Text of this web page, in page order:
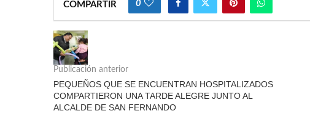
COMPARTIR 0
Publicación anterior
PEQUEÑOS QUE SE ENCUENTRAN HOSPITALIZADOS
COMPARTIERON UNA TARDE ALEGRE JUNTO AL
ALCALDE DE SAN FERNANDO